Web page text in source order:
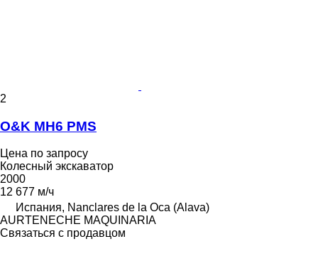
2
O&K MH6 PMS
Цена по запросу
Колесный экскаватор
2000
12 677 м/ч
Испания, Nanclares de la Oca (Alava)
AURTENECHE MAQUINARIA
Связаться с продавцом